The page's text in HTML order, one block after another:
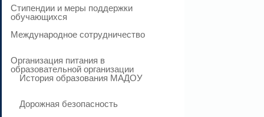
Стипендии и меры поддержки
обучающихся
Международное сотрудничество
Организация питания в
образовательной организации
История образования МАДОУ
Дорожная безопасность